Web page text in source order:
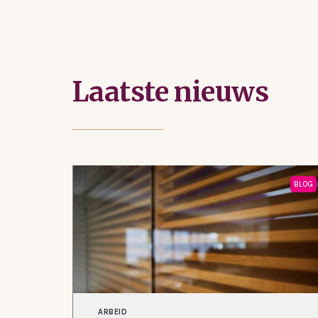
Laatste nieuws
BLOG
ARBEID